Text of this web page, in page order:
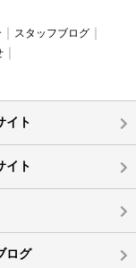
スタッフブログ
イト
イト
ログ